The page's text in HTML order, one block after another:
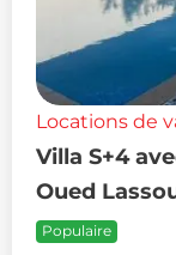
Locations de
Villa S+4
Oued
Populaire